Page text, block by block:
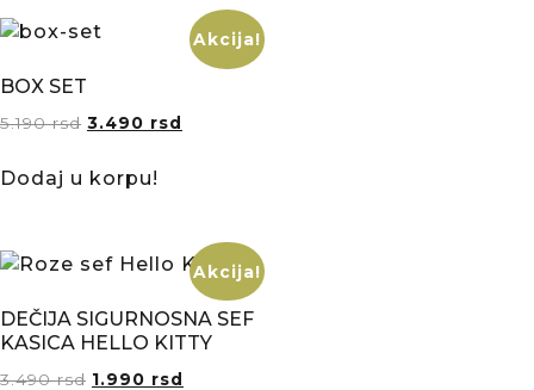
Akcija!
BOX SET
5.190rsd 3.490 rsd
Dodaj u korpu!
Akcija!
DEČIJA SIGURNOSNA SEF
KASICA HELLO KITTY
3.490rsd 1.990 rsd